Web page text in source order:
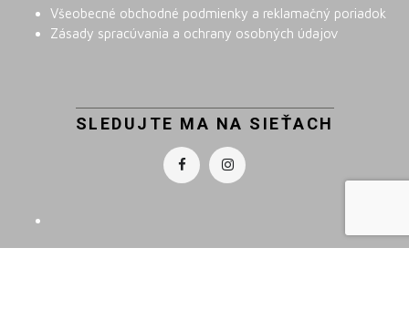
Všeobecné obchodné podmienky a reklamačný poriadok
Zásady spracúvania a ochrany osobných údajov
SLEDUJTE MA NA SIEŤACH